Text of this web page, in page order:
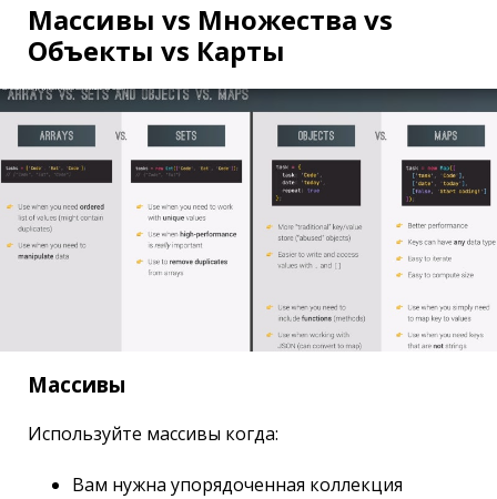
Массивы vs Множества vs
Объекты vs Карты
Массивы
Используйте массивы когда:
Вам нужна упорядоченная коллекция